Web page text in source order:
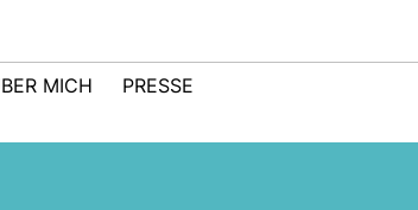
MICH PRESSE